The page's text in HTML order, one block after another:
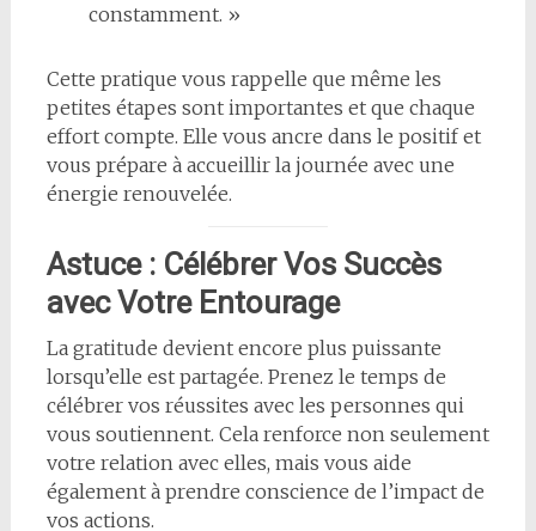
constamment. »
Cette pratique vous rappelle que même les
petites étapes sont importantes et que chaque
effort compte. Elle vous ancre dans le positif et
vous prépare à accueillir la journée avec une
énergie renouvelée.
Astuce : Célébrer Vos Succès
avec Votre Entourage
La gratitude devient encore plus puissante
lorsqu’elle est partagée. Prenez le temps de
célébrer vos réussites avec les personnes qui
vous soutiennent. Cela renforce non seulement
votre relation avec elles, mais vous aide
également à prendre conscience de l’impact de
vos actions.